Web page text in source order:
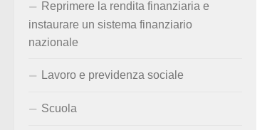
Reprimere la rendita finanziaria e
instaurare un sistema finanziario
nazionale
Lavoro e previdenza sociale
Scuola